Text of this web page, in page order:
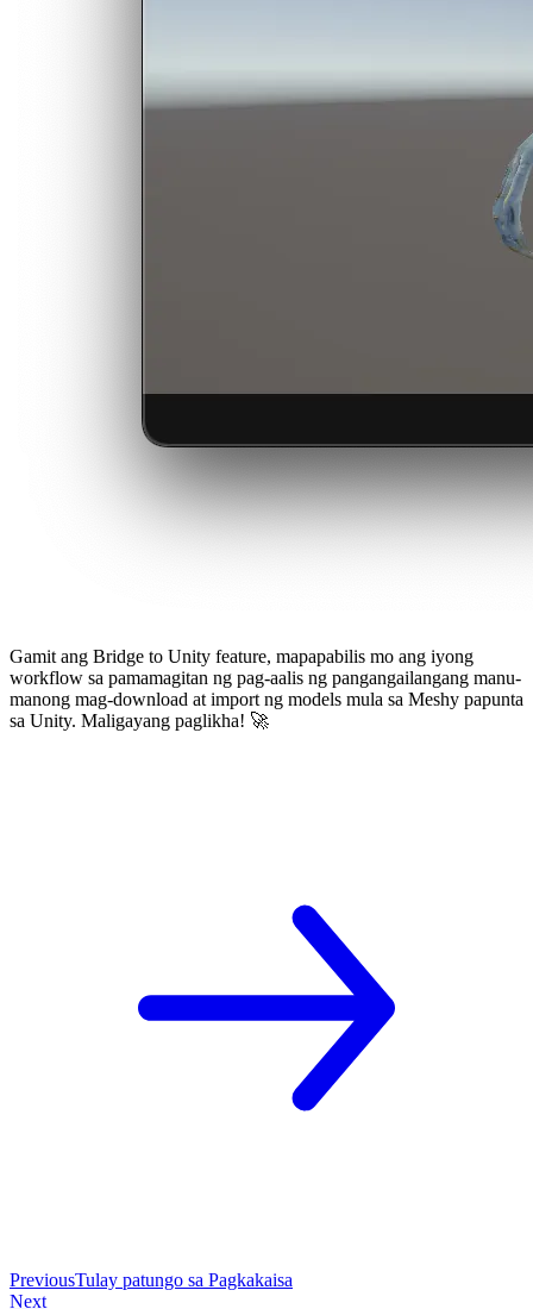
Gamit ang Bridge to Unity feature, mapapabilis mo ang iyong
workflow sa pamamagitan ng pag-aalis ng pangangailangang manu-
manong mag-download at import ng models mula sa Meshy papunta
sa Unity. Maligayang paglikha! 🚀
PreviousTulay patungo sa Pagkakaisa
Next